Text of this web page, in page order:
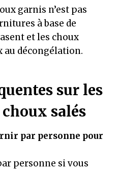
garnis n’est pas
à base de
et les choux
décongélation.
sur les
salés
par personne pour
personne si vous